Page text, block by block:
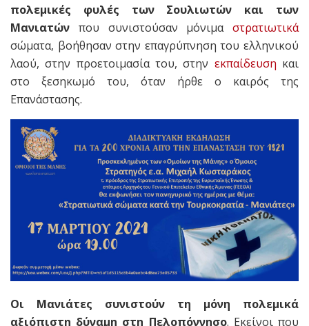
πολεμικές φυλές των Σουλιωτών και των
Μανιατών που συνιστούσαν μόνιμα στρατιωτικά
σώματα, βοήθησαν στην επαγρύπνηση του ελληνικού
λαού, στην προετοιμασία του, στην εκπαίδευση και
στο ξεσηκωμό του, όταν ήρθε ο καιρός της
Επανάστασης.
Οι Μανιάτες συνιστούν τη μόνη πολεμικά
αξιόπιστη δύναμη στη Πελοπόννησο. Εκείνοι που